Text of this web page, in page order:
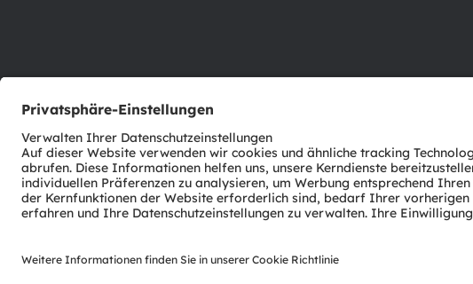
© 2026 ams-OSRAM AG. All rights reserved.